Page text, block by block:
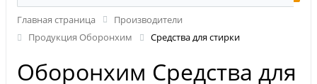
Главная страница
Производители
Продукция Оборонхим
Средства для стирки
Оборонхим Средства для